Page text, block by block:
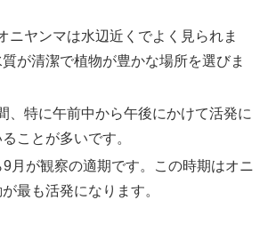
ニヤンマは水辺近くでよく見られま
が清潔で植物が豊かな場所を選びま
、特に午前中から午後にかけて活発に
ことが多いです。
月が観察の適期です。この時期はオニ
最も活発になります。